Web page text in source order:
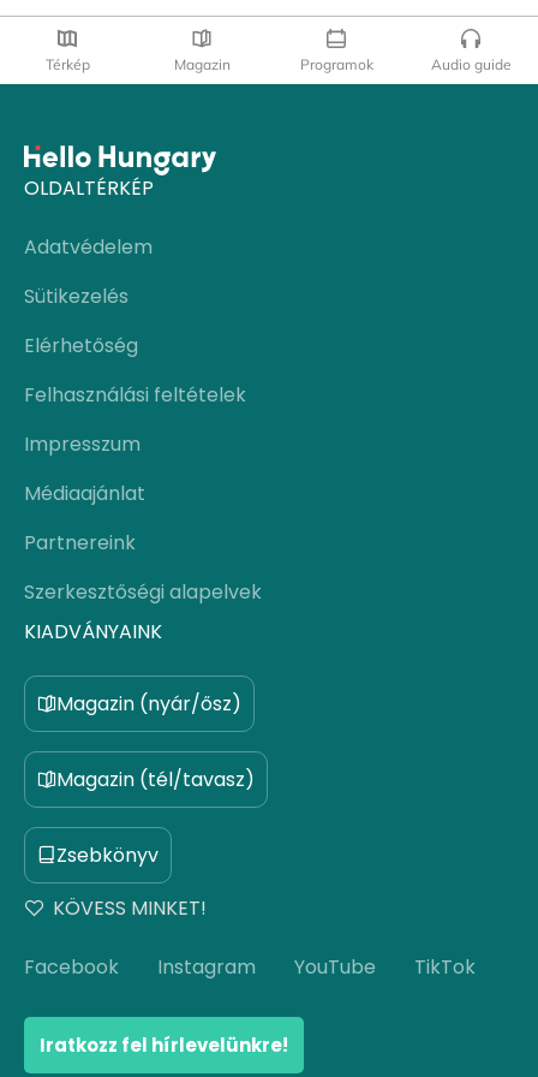
Térkép Magazin Programok Audio guide
OLDALTÉRKÉP
Adatvédelem
Sütikezelés
Elérhetőség
Felhasználási feltételek
Impresszum
Médiaajánlat
Partnereink
Szerkesztőségi alapelvek
KIADVÁNYAINK
Magazin (nyár/ősz)
Magazin (tél/tavasz)
Zsebkönyv
KÖVESS MINKET!
Facebook Instagram YouTube TikTok
Iratkozz fel hírlevelünkre!